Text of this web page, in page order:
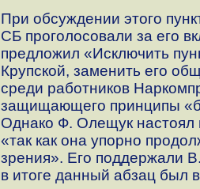
При обсуждении этого
СБ проголосовали за его
предложил «Исключить
Крупской, заменить его
среди работников
защищающего принципы
Однако Ф. Олещук настоял
«так как она упорно
зрения». Его поддержали
в итоге данный абзац был